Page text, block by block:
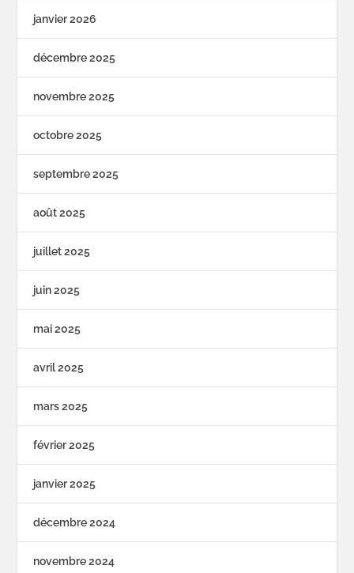
janvier 2026
décembre 2025
novembre 2025
octobre 2025
septembre 2025
août 2025
juillet 2025
juin 2025
mai 2025
avril 2025
mars 2025
février 2025
janvier 2025
décembre 2024
novembre 2024